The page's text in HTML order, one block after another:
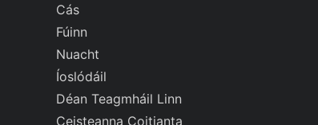
Cás
Fúinn
Nuacht
Íoslódáil
Déan Teagmháil Linn
Ceisteanna Coitianta